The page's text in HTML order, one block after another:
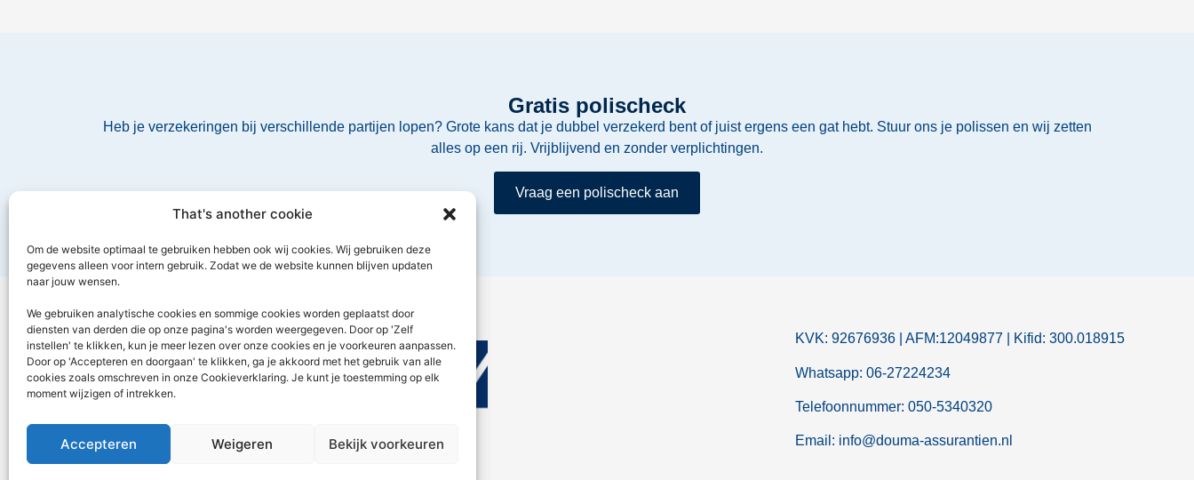
That's another cookie
Om de website optimaal te gebruiken hebben ook wij cookies. Wij gebruiken deze
gegevens alleen voor intern gebruik. Zodat we de website kunnen blijven updaten
naar jouw wensen.
We gebruiken analytische cookies en sommige cookies worden geplaatst door
diensten van derden die op onze pagina's worden weergegeven. Door op 'Zelf
instellen' te klikken, kun je meer lezen over onze cookies en je voorkeuren aanpassen.
Door op 'Accepteren en doorgaan' te klikken, ga je akkoord met het gebruik van alle
cookies zoals omschreven in onze Cookieverklaring. Je kunt je toestemming op elk
moment wijzigen of intrekken.
Accepteren Weigeren Bekijk voorkeuren
Gratis polischeck
Heb je verzekeringen bij verschillende partijen lopen? Grote kans dat je dubbel verzekerd bent of juist ergens een gat hebt. Stuur ons je polissen en wij zetten
alles op een rij. Vrijblijvend en zonder verplichtingen.
Vraag een polischeck aan
Home Diensten
KVK: 92676936 | AFM:12049877 | Kifid: 300.018915
Whatsapp: 06-27224234
Telefoonnummer: 050-5340320
Email: info@douma-assurantien.nl